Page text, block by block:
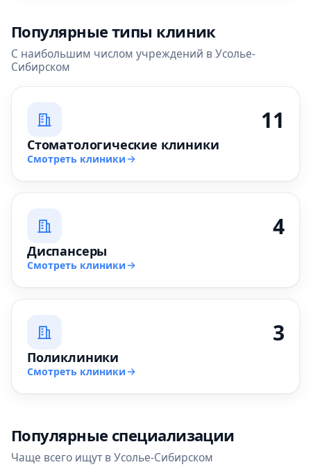
Популярные типы клиник
С наибольшим числом учреждений в Усолье-
Сибирском
11
Стоматологические клиники
Смотреть клиники
4
Диспансеры
Смотреть клиники
3
Поликлиники
Смотреть клиники
Популярные специализации
Чаще всего ищут в Усолье-Сибирском